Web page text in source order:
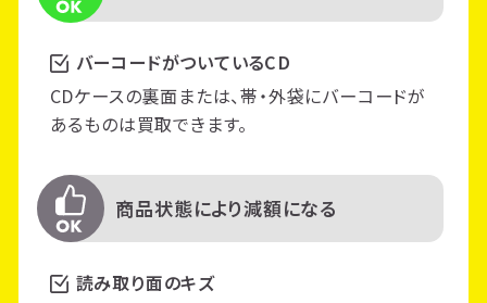
バーコードがついているCD
CDケースの裏面または、帯・外袋にバーコードが
あるものは買取できます。
商品状態により減額になる
読み取り面のキズ